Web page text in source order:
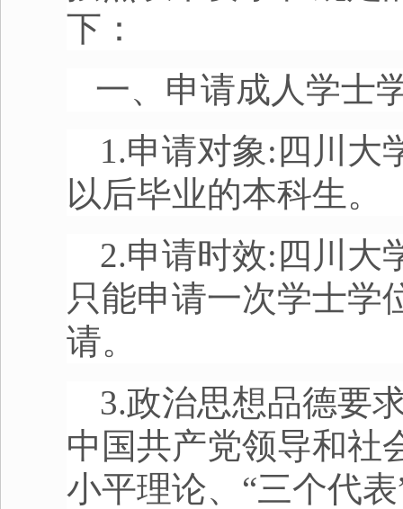
下：
一、申请成人学士
1.申请对象 : 四川大
以后毕业的本科生。
2.申请时效: 四川大
只能申请一次学士学
请。
3.政治思想品德要
中国共产党领导和社
小平理论、“三个代